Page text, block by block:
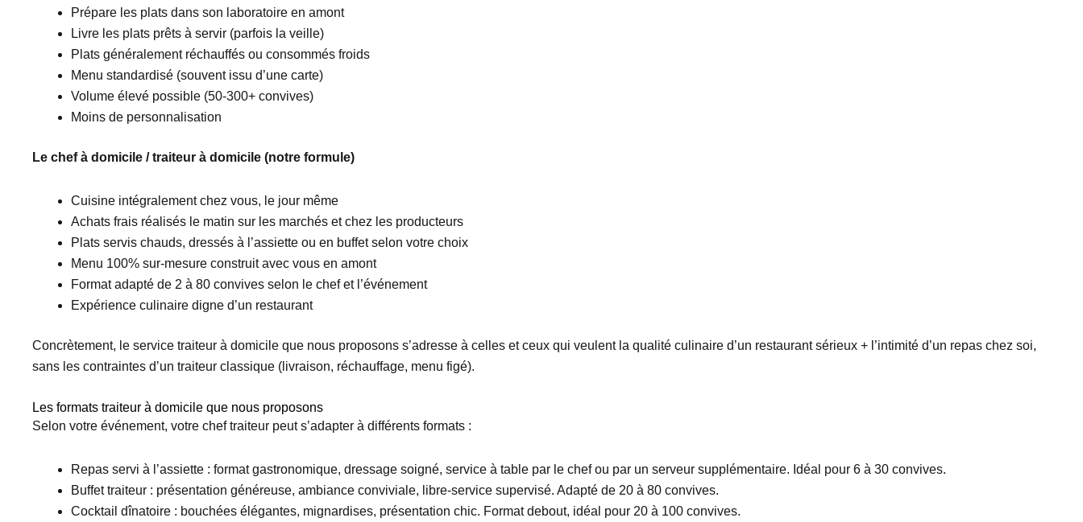
Prépare les plats dans son laboratoire en amont
Livre les plats prêts à servir (parfois la veille)
Plats généralement réchauffés ou consommés froids
Menu standardisé (souvent issu d’une carte)
Volume élevé possible (50-300+ convives)
Moins de personnalisation
Le chef à domicile / traiteur à domicile (notre formule)
Cuisine intégralement chez vous, le jour même
Achats frais réalisés le matin sur les marchés et chez les producteurs
Plats servis chauds, dressés à l’assiette ou en buffet selon votre choix
Menu 100% sur-mesure construit avec vous en amont
Format adapté de 2 à 80 convives selon le chef et l’événement
Expérience culinaire digne d’un restaurant
Concrètement, le service traiteur à domicile que nous proposons s’adresse à celles et ceux qui veulent la qualité culinaire d’un restaurant sérieux + l’intimité d’un repas chez soi,
sans les contraintes d’un traiteur classique (livraison, réchauffage, menu figé).
Les formats traiteur à domicile que nous proposons
Selon votre événement, votre chef traiteur peut s’adapter à différents formats :
Repas servi à l’assiette : format gastronomique, dressage soigné, service à table par le chef ou par un serveur supplémentaire. Idéal pour 6 à 30 convives.
Buffet traiteur : présentation généreuse, ambiance conviviale, libre-service supervisé. Adapté de 20 à 80 convives.
Cocktail dînatoire : bouchées élégantes, mignardises, présentation chic. Format debout, idéal pour 20 à 100 convives.